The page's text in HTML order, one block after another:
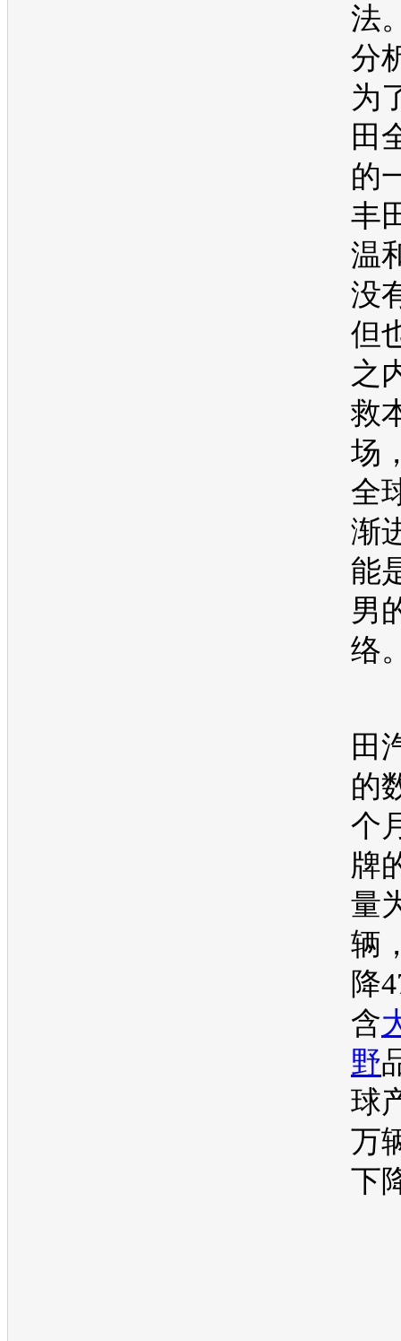
法
分
为
田
的
丰
温
没
但
之
救
场
全
渐
能
男
络
田
的
个
牌
量
辆
降
含
野
球
万
下